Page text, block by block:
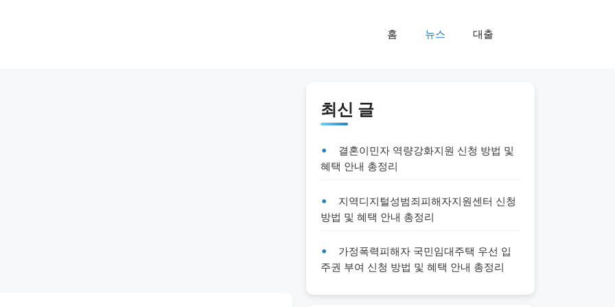
홈 뉴스 대출
최신 글
결혼이민자 역량강화지원 신청 방법 및
혜택 안내 총정리
지역디지털성범죄피해자지원센터 신청
방법 및 혜택 안내 총정리
가정폭력피해자 국민임대주택 우선 입
주권 부여 신청 방법 및 혜택 안내 총정리